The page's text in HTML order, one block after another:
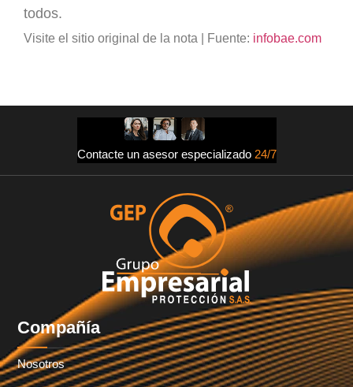
todos.
Visite el sitio original de la nota | Fuente: infobae.com
Contacte un asesor especializado 24/7
Compañía
Nosotros